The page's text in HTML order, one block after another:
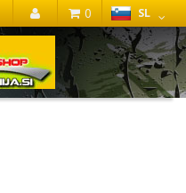
IŠČI
SL
0